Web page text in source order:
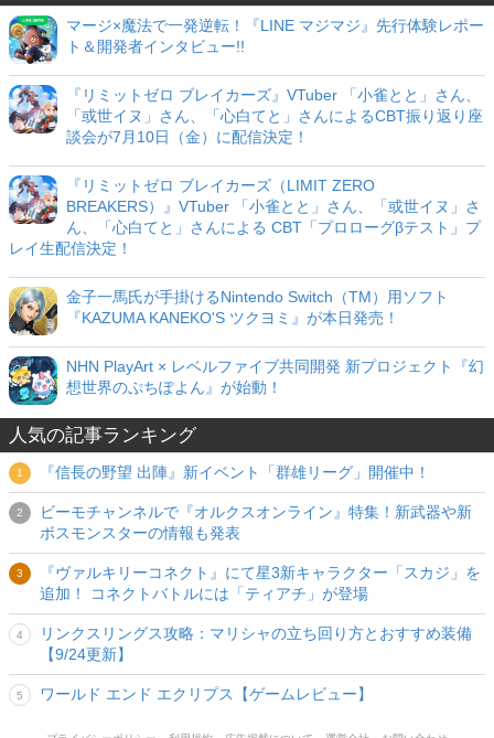
マージ×魔法で一発逆転！『LINE マジマジ』先行体験レポー
ト＆開発者インタビュー!!
『リミットゼロ ブレイカーズ』VTuber 「小雀とと」さん、
「或世イヌ」さん、「心白てと」さんによるCBT振り返り座
談会が7月10日（金）に配信決定！
『リミットゼロ ブレイカーズ（LIMIT ZERO
BREAKERS）』VTuber 「小雀とと」さん、「或世イヌ」さ
ん、「心白てと」さんによる CBT「プロローグβテスト」プ
レイ生配信決定！
金子一馬氏が手掛けるNintendo Switch（TM）用ソフト
『KAZUMA KANEKO'S ツクヨミ』が本日発売！
NHN PlayArt × レベルファイブ共同開発 新プロジェクト『幻
想世界のぷちぽよん』が始動！
人気の記事ランキング
『信長の野望 出陣』新イベント「群雄リーグ」開催中！
ビーモチャンネルで『オルクスオンライン』特集！新武器や新
ボスモンスターの情報も発表
『ヴァルキリーコネクト』にて星3新キャラクター「スカジ」を
追加！ コネクトバトルには「ティアチ」が登場
リンクスリングス攻略：マリシャの立ち回り方とおすすめ装備
【9/24更新】
ワールド エンド エクリプス【ゲームレビュー】